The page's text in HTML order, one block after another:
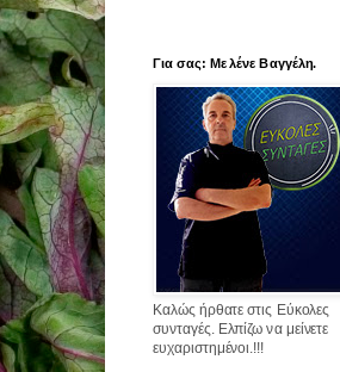
Για σας: Με λένε Βαγγέλη.
Καλώς ήρθατε στις Εύκολες
συνταγές. Ελπίζω να μείνετε
ευχαριστημένοι.!!!